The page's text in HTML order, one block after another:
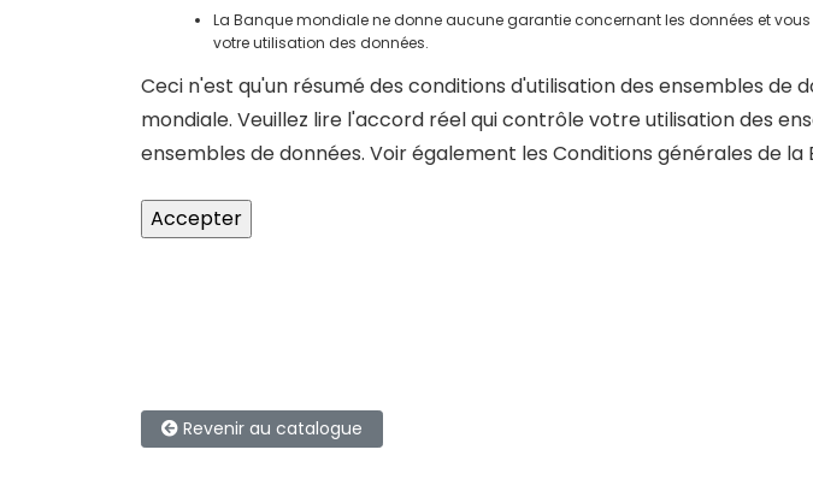
La Banque mondiale ne donne aucune garantie concernant les données et
votre utilisation des données.
Ceci n'est qu'un résumé des conditions d'utilisation des ensembles
mondiale. Veuillez lire l'accord réel qui contrôle votre utilisation des
ensembles de données. Voir également les Conditions générales de la
Revenir au catalogue